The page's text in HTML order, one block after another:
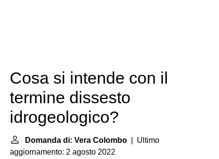
Cosa si intende con il
termine dissesto
idrogeologico?
Domanda di: Vera Colombo | Ultimo
aggiornamento: 2 agosto 2022